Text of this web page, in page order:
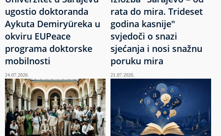
ugostio doktoranda
Aykuta Demiryüreka u
okviru EUPeace
programa doktorske
mobilnosti
24.07.2026.
rata do mira. Trideset
godina kasnije"
svjedoči o snazi
sjećanja i nosi snažnu
poruku mira
21.07.2026.